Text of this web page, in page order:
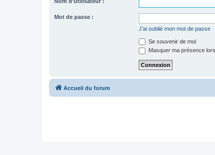
Mot de passe :
J’ai oublié mon mot de passe
Se souvenir de moi
Masquer ma présence
Accueil du forum